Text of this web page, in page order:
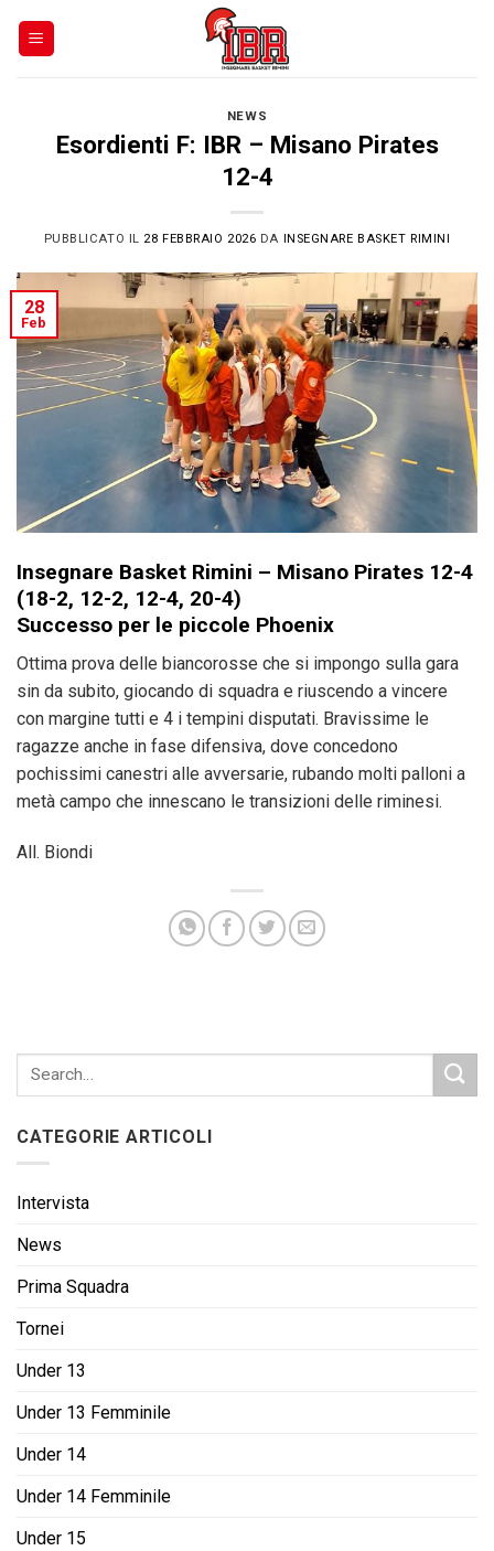
NEWS
Esordienti F: IBR – Misano Pirates
12-4
PUBBLICATO IL 28 FEBBRAIO 2026 DA INSEGNARE BASKET RIMINI
28
Feb
Insegnare Basket Rimini – Misano Pirates 12-4
(18-2, 12-2, 12-4, 20-4)
Successo per le piccole Phoenix
Ottima prova delle biancorosse che si impongo sulla gara
sin da subito, giocando di squadra e riuscendo a vincere
con margine tutti e 4 i tempini disputati. Bravissime le
ragazze anche in fase difensiva, dove concedono
pochissimi canestri alle avversarie, rubando molti palloni a
metà campo che innescano le transizioni delle riminesi.
All. Biondi
CATEGORIE ARTICOLI
Intervista
News
Prima Squadra
Tornei
Under 13
Under 13 Femminile
Under 14
Under 14 Femminile
Under 15